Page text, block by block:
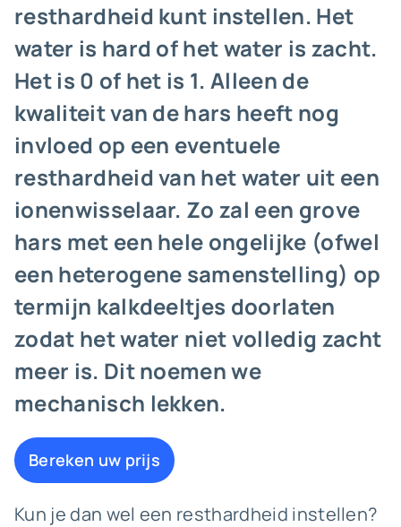
resthardheid kunt instellen. Het
water is hard of het water is zacht.
Het is 0 of het is 1. Alleen de
kwaliteit van de hars heeft nog
invloed op een eventuele
resthardheid van het water uit een
ionenwisselaar. Zo zal een grove
hars met een hele ongelijke (ofwel
een heterogene samenstelling) op
termijn kalkdeeltjes doorlaten
zodat het water niet volledig zacht
meer is. Dit noemen we
mechanisch lekken.
Bereken uw prijs
Kun je dan wel een resthardheid instellen?